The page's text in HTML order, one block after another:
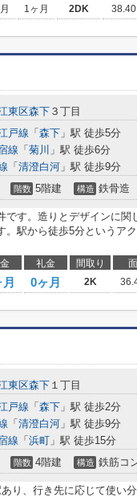
1ヶ月 2DK 38.40
東区森下 ３丁目
戸線 「 森下 」駅 徒歩5分
線 「 菊川 」駅 徒歩6分
「 清澄白河 」駅 徒歩9分
階数 5階建 構造 鉄骨造
です。造りとデザインに関
。駅から徒歩5分というア
礼金 間取り
0ヶ月 2K
東区森下 １丁目
戸線 「 森下 」駅 徒歩2分
「 清澄白河 」駅 徒歩9分
線 「 浜町 」駅 徒歩15分
階数 4階建 構造 鉄筋コ
り、行き先に応じて使い